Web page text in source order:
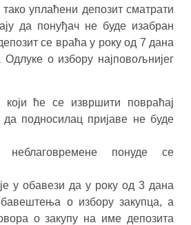
уплаћени депозит сматрати
да понуђач не буде изабран
се враћа у року од 7 дана
о избору најповољнијег
ће се извршити повраћај
да подносилац пријаве не буде
неблаговремене понуде се
у обавези да у року од 3 дана
о избору закупца, а
о закупу на име депозита